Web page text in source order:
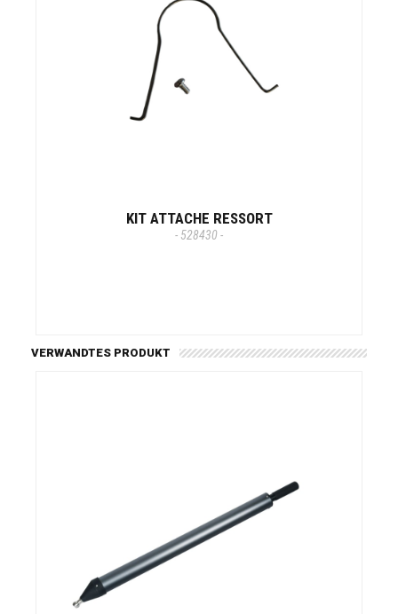
KIT ATTACHE RESSORT
- 528430 -
VERWANDTES PRODUKT